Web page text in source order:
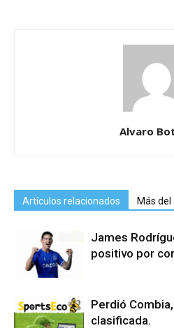
Alvaro
Artículos relacionados Más
James
positivo por
Perdió
clasificada.